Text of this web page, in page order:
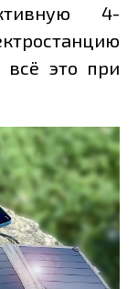
4-
это при